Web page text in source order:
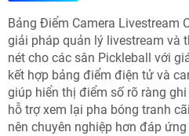
Bảng Điểm Camera Livestream
giải pháp quản lý livestream và
nét cho các sân Pickleball với
kết hợp bảng điểm điện tử và
giúp hiển thị điểm số rõ ràng
hỗ trợ xem lại pha bóng tranh
nên chuyên nghiệp hơn đáp